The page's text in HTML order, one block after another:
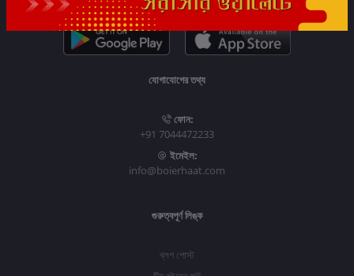
যোগাযোগের তথ্য
ফোন:
+91 7044472233
ইমেইল:
info@boierhaat.com
গুরুত্বপূর্ণ লিঙ্ক
ব্লগ পোস্ট